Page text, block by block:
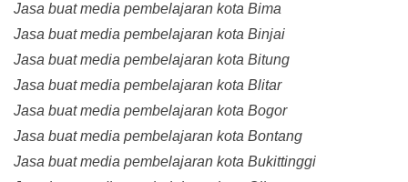
Jasa buat media pembelajaran kota Bima
Jasa buat media pembelajaran kota Binjai
Jasa buat media pembelajaran kota Bitung
Jasa buat media pembelajaran kota Blitar
Jasa buat media pembelajaran kota Bogor
Jasa buat media pembelajaran kota Bontang
Jasa buat media pembelajaran kota Bukittinggi